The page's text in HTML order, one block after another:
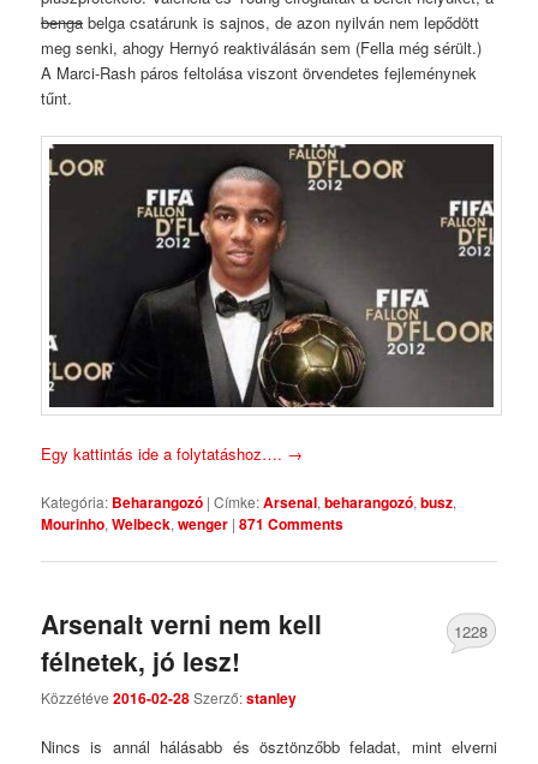
benga belga csatárunk is sajnos, de azon nyilván nem lepődött
meg senki, ahogy Hernyó reaktiválásán sem (Fella még sérült.)
A Marci-Rash páros feltolása viszont örvendetes fejleménynek
tűnt.
Egy kattintás ide a folytatáshoz…. →
Kategória: Beharangozó |Címke:Arsenal,beharangozó,busz,
Mourinho,Welbeck,wenger |871 Comments
Arsenalt verni nem kell
félnetek, jó lesz!
Közzétéve2016-02-28Szerző:stanley
1228
Nincs is annál hálásabb és ösztönzőbb feladat, mint elverni